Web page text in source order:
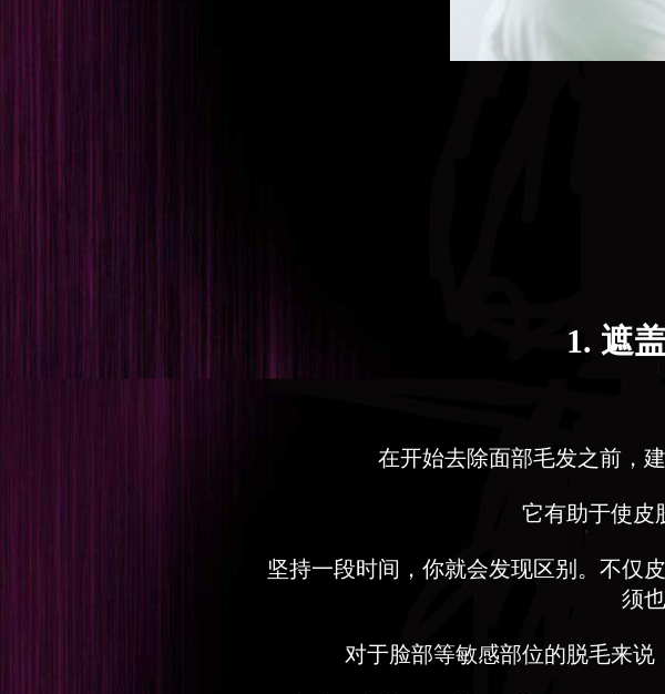
1. 遮
在开始去除面部毛发之前，
它有助于使皮
坚持一段时间，你就会发现区别。不仅
须
对于脸部等敏感部位的脱毛来说